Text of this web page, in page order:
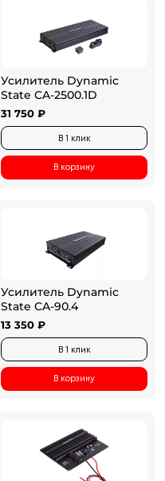
Усилитель Dynamic
State CA-2500.1D
31 750 ₽
В 1 клик
В корзину
Усилитель Dynamic
State CA-90.4
13 350 ₽
В 1 клик
В корзину